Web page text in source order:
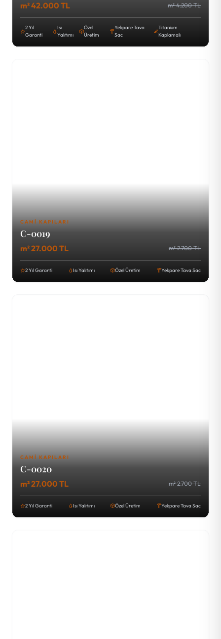
m² 42.000 TL m² 4.200 TL
2 Yıl
Garanti
Isı
Yalıtımı
Özel
Üretim
Yekpare Tava
Sac
Titanium
Kaplamalı
CAMI KAPILARI
C-0019
m² 27.000 TL m² 2.700 TL
2 Yıl Garanti Isı Yalıtımı Özel Üretim Yekpare Tava Sac
CAMI KAPILARI
C-0020
m² 27.000 TL m² 2.700 TL
2 Yıl Garanti Isı Yalıtımı Özel Üretim Yekpare Tava Sac